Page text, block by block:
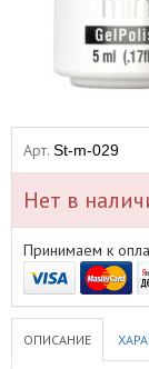
Арт. St-m-029
Нет в
Принимаем к
ОПИСАНИЕ